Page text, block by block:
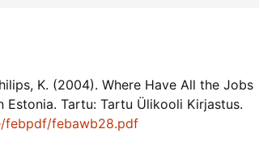
K. (2004). Where Have All the Jobs
Estonia. Tartu: Tartu Ülikooli Kirjastus.
febpdf/febawb28.pdf